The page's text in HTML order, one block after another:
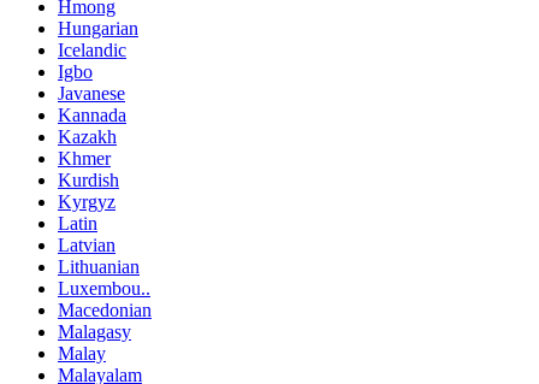
Hmong
Hungarian
Icelandic
Igbo
Javanese
Kannada
Kazakh
Khmer
Kurdish
Kyrgyz
Latin
Latvian
Lithuanian
Luxembou..
Macedonian
Malagasy
Malay
Malayalam